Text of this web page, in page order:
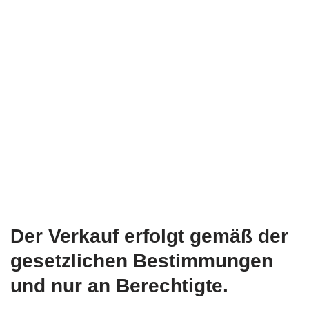
Der Verkauf erfolgt gemäß der
gesetzlichen Bestimmungen
und nur an Berechtigte.